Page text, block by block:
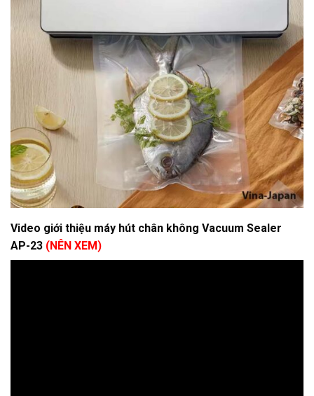
Video giới thiệu máy hút chân không Vacuum Sealer
AP-23 (NÊN XEM)